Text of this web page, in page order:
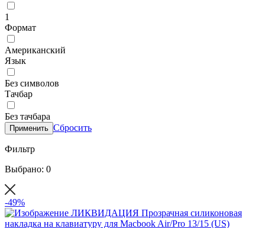
1
Формат
Американский
Язык
Без символов
Тачбар
Без тачбара
Применить Сбросить
Фильтр
Выбрано: 0
-49%